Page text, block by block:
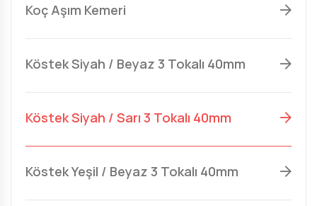
Koç Aşım Kemeri
Köstek Siyah / Beyaz 3 Tokalı 40mm
Köstek Siyah / Sarı 3 Tokalı 40mm
Köstek Yeşil / Beyaz 3 Tokalı 40mm